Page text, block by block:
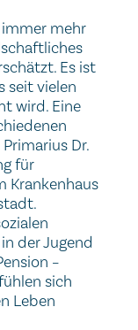
immer mehr
Es ist
seit vielen
wird. Eine
Dr.
für
Krankenhaus
der Jugend
–
sich
Leben